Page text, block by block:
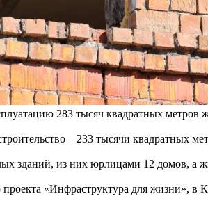
283 тысяч квадратных
– 233 тысячи квадратных
зданий, из них юрлицами 12 домов, а
«Инфраструктура для жизни», в